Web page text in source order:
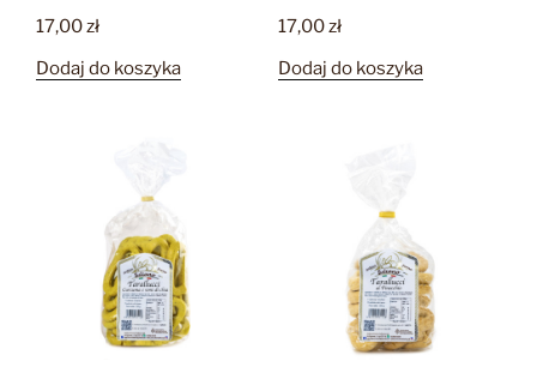
17,00zł
Dodaj do koszyka
17,00zł
Dodaj do koszyka